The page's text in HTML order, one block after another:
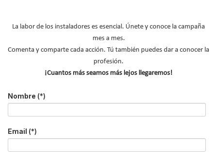
*
Acepto lapolítica de privacidad
No soy un robot
La labor de los instaladores es esencial. Únete y conoce la campaña
mes a mes.
Comenta y comparte cada acción. Tú también puedes dar a conocer la
profesión.
¡Cuantos más seamos más lejos llegaremos!
Nombre (*)
Email (*)